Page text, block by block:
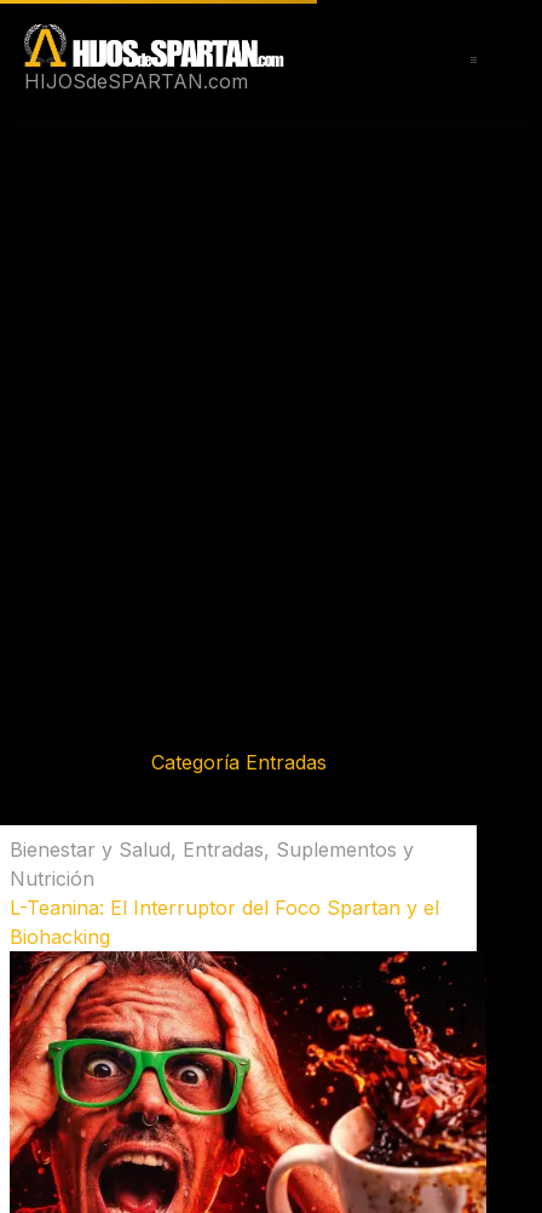
contenido
HIJOSdeSPARTAN.com
CategoríaEntradas
Bienestar y Salud, Entradas, Suplementos y
Nutrición
L-Teanina: El Interruptor del Foco Spartan y el
Biohacking